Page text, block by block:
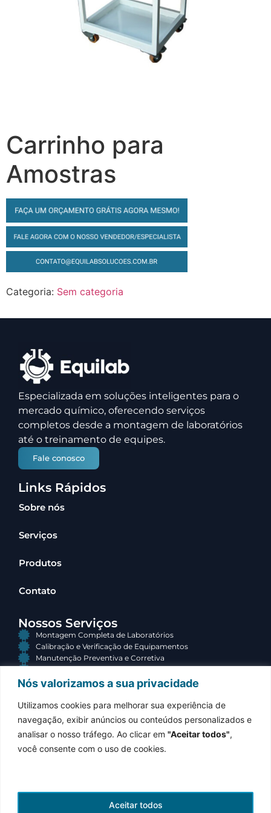
Nós valorizamos a sua privacidade
Utilizamos cookies para melhorar sua experiência de
navegação, exibir anúncios ou conteúdos personalizados e
analisar o nosso tráfego. Ao clicar em "Aceitar todos",
você consente com o uso de cookies.
Aceitar todos
Carrinho para
Amostras
Categoria: Sem categoria
Especializada em soluções inteligentes para o
mercado químico, oferecendo serviços
completos desde a montagem de laboratórios
até o treinamento de equipes.
Fale conosco
Links Rápidos
Sobre nós
Serviços
Produtos
Contato
Nossos Serviços
Montagem Completa de Laboratórios
Calibração e Verificação de Equipamentos
Manutenção Preventiva e Corretiva
(34) 3313-3767
Atendimento comercial
contato@equilabsolucoes.com.br
Resposta em até 24h